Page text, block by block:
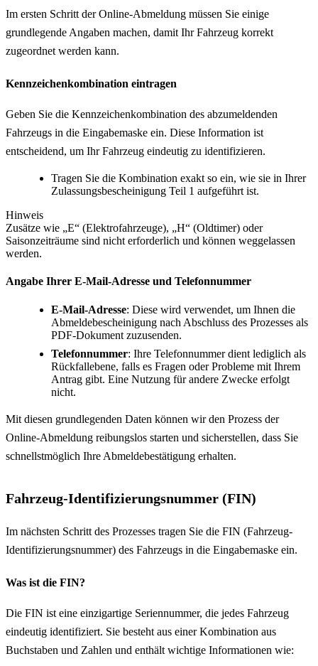
Im ersten Schritt der Online-Abmeldung müssen Sie einige
grundlegende Angaben machen, damit Ihr Fahrzeug korrekt
zugeordnet werden kann.
Kennzeichenkombination eintragen
Geben Sie die Kennzeichenkombination des abzumeldenden
Fahrzeugs in die Eingabemaske ein. Diese Information ist
entscheidend, um Ihr Fahrzeug eindeutig zu identifizieren.
Tragen Sie die Kombination exakt so ein, wie sie in Ihrer
Zulassungsbescheinigung Teil 1 aufgeführt ist.
Hinweis
Zusätze wie „E“ (Elektrofahrzeuge), „H“ (Oldtimer) oder
Saisonzeiträume sind nicht erforderlich und können weggelassen
werden.
Angabe Ihrer E-Mail-Adresse und Telefonnummer
E-Mail-Adresse: Diese wird verwendet, um Ihnen die
Abmeldebescheinigung nach Abschluss des Prozesses als
PDF-Dokument zuzusenden.
Telefonnummer: Ihre Telefonnummer dient lediglich als
Rückfallebene, falls es Fragen oder Probleme mit Ihrem
Antrag gibt. Eine Nutzung für andere Zwecke erfolgt
nicht.
Mit diesen grundlegenden Daten können wir den Prozess der
Online-Abmeldung reibungslos starten und sicherstellen, dass Sie
schnellstmöglich Ihre Abmeldebestätigung erhalten.
Fahrzeug-Identifizierungsnummer (FIN)
Im nächsten Schritt des Prozesses tragen Sie die FIN (Fahrzeug-
Identifizierungsnummer) des Fahrzeugs in die Eingabemaske ein.
Was ist die FIN?
Die FIN ist eine einzigartige Seriennummer, die jedes Fahrzeug
eindeutig identifiziert. Sie besteht aus einer Kombination aus
Buchstaben und Zahlen und enthält wichtige Informationen wie: